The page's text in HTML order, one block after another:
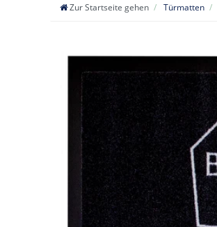
Zur Startseite gehen Türmatten